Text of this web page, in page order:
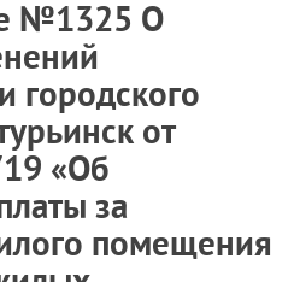
№1325 О
городского
от
«Об
за
помещения